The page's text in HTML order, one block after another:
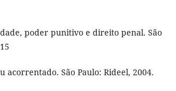
poder punitivo e direito penal. São
acorrentado. São Paulo: Rideel, 2004.